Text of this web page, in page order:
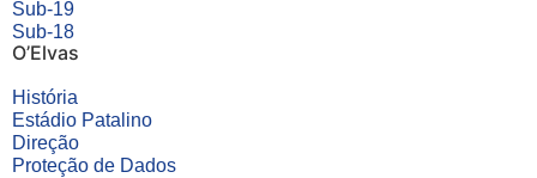
Sub-19
Sub-18
O’Elvas
História
Estádio Patalino
Direção
Proteção de Dados